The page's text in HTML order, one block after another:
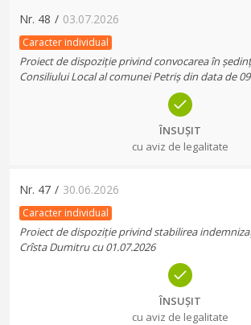
Nr. 48 / 03.07.2026
Caracter individual
Proiect de dispoziție privind convocarea în
Consiliului Local al comunei Petriș din data de
ÎNSUȘIT
cu aviz de legalitate
Nr. 47 / 30.06.2026
Caracter individual
Proiect de dispoziție privind stabilirea
Crîsta Dumitru cu 01.07.2026
ÎNSUȘIT
cu aviz de legalitate